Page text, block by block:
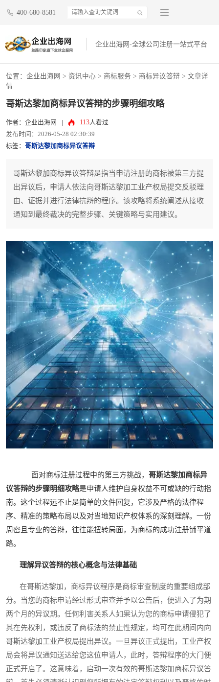
400-680-8581
企业出海网-全球公司注册一站式平台
位置： 企业出海网 > 资讯中心 > 商标服务 > 商标异议答辩 > 文章详
情
哥斯达黎加商标异议答辩的步骤明细攻略
作者：企业出海网 113人看过
发布时间：2026-05-28 02:30:39
标签： 哥斯达黎加商标异议答辩
哥斯达黎加商标异议答辩是指当申请注册的商标被第三方提
出异议后，申请人依法向哥斯达黎加工业产权局提交反驳理
由、证据并进行法律抗辩的程序。该攻略将系统阐述从接收
通知到最终裁决的完整步骤、关键策略与实用建议。
面对商标注册过程中的第三方挑战， 哥斯达黎加商标异
议答辩的步骤明细攻略是申请人维护自身权益不可或缺的行动指
南。这个过程远不止是简单的文件回复，它涉及严格的法律程
序、精准的策略布局以及对当地知识产权体系的深刻理解。一份
周密且专业的答辩，往往能扭转局面，为商标的成功注册铺平道
路。
理解异议答辩的核心概念与法律基础
在哥斯达黎加，商标异议程序是商标审查制度的重要组成部
分。当您的商标申请经过形式审查并予以公告后，便进入了为期
两个月的异议期。任何利害关系人如果认为您的商标申请侵犯了
其在先权利，或违反了商标法的禁止性规定，均可在此期间内向
哥斯达黎加工业产权局提出异议。一旦异议正式提出，工业产权
局会将异议通知送达给您这位申请人，此时，答辩程序的大门便
正式开启了。这意味着，启动一次有效的哥斯达黎加商标异议答